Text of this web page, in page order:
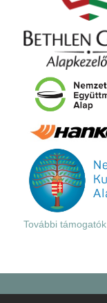
További támogatók